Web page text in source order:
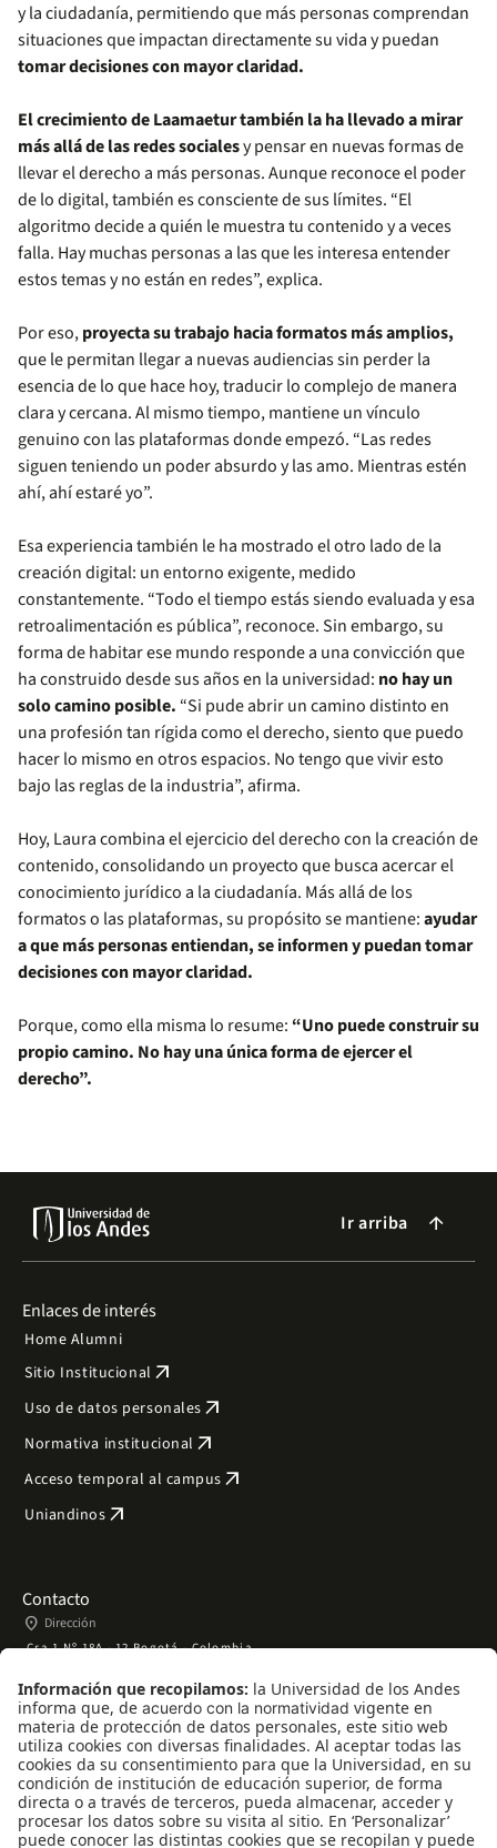
y la ciudadanía, permitiendo que más personas comprendan
situaciones que impactan directamente su vida y puedan
tomar decisiones con mayor claridad.
El crecimiento de Laamaetur también la ha llevado a mirar
más allá de las redes socialesy pensar en nuevas formas de
llevar el derecho a más personas. Aunque reconoce el poder
de lo digital, también es consciente de sus límites. “El
algoritmo decide a quién le muestra tu contenido y a veces
falla. Hay muchas personas a las que les interesa entender
estos temas y no están en redes”, explica.
Por eso,proyecta su trabajo hacia formatos más amplios,
que le permitan llegar a nuevas audiencias sin perder la
esencia de lo que hace hoy, traducir lo complejo de manera
clara y cercana. Al mismo tiempo, mantiene un vínculo
genuino con las plataformas donde empezó. “Las redes
siguen teniendo un poder absurdo y las amo. Mientras estén
ahí, ahí estaré yo”.
Esa experiencia también le ha mostrado el otro lado de la
creación digital: un entorno exigente, medido
constantemente. “Todo el tiempo estás siendo evaluada y esa
retroalimentación es pública”, reconoce. Sin embargo, su
forma de habitar ese mundo responde a una convicción que
ha construido desde sus años en la universidad: no hay un
solo camino posible. “Si pude abrir un camino distinto en
una profesión tan rígida como el derecho, siento que puedo
hacer lo mismo en otros espacios. No tengo que vivir esto
bajo las reglas de la industria”, afirma.
Hoy, Laura combina el ejercicio del derecho con la creación de
contenido, consolidando un proyecto que busca acercar el
conocimiento jurídico a la ciudadanía. Más allá de los
formatos o las plataformas, su propósito se mantiene:ayudar
a que más personas entiendan, se informen y puedan tomar
decisiones con mayor claridad.
Porque, como ella misma lo resume: “Uno puede construir su
propio camino. No hay una única forma de ejercer el
derecho”.
Ir arriba arrow_forward
Enlaces de interés
Home Alumni
Sitio Institucional arrow_outward
Uso de datos personales arrow_outward
Normativa institucional arrow_outward
Acceso temporal al campus arrow_outward
Uniandinos arrow_outward
Contacto
place Dirección
Cra 1 Nº 18A - 12 Bogotá - Colombia
+57 (601) 339 49 49 ext. 2110
mail Correo
alumni@uniandes.edu.co
WhatsApp